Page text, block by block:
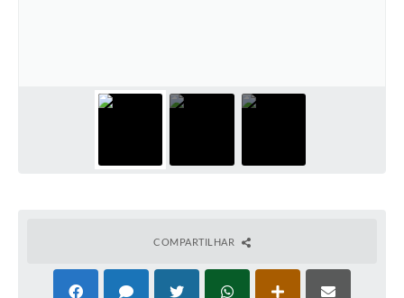
Colégio Agrícola Municipal
Vigilância Ambiental em Saúde
COMPARTILHAR